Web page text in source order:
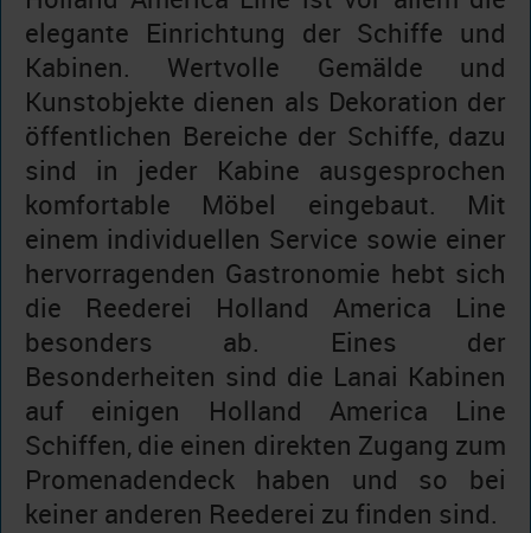
elegante Einrichtung der Schiffe und
Kabinen. Wertvolle Gemälde und
Kunstobjekte dienen als Dekoration der
öffentlichen Bereiche der Schiffe, dazu
sind in jeder Kabine ausgesprochen
komfortable Möbel eingebaut. Mit
einem individuellen Service sowie einer
hervorragenden Gastronomie hebt sich
die Reederei Holland America Line
besonders ab. Eines der
Besonderheiten sind die Lanai Kabinen
auf einigen Holland America Line
Schiffen, die einen direkten Zugang zum
Promenadendeck haben und so bei
keiner anderen Reederei zu finden sind.